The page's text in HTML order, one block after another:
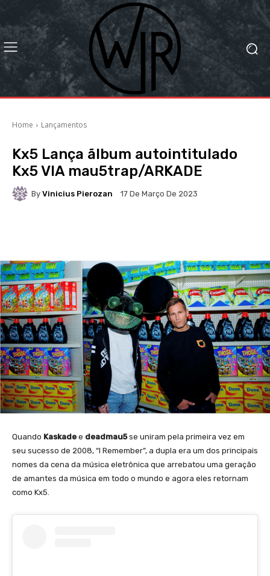
Home Lançamentos
Kx5 Lança ãlbum autointitulado
Kx5 VIA mau5trap/ARKADE
By Vinicius Pierozan 17 De Março De 2023
Quando Kaskade e deadmau5se uniram pela primeira vez em
seu sucesso de 2008, “I Remember”, a dupla era um dos principais
nomes da cena da música eletrônica que arrebatou uma geração
de amantes da música em todo o mundo e agora eles retornam
como Kx5.